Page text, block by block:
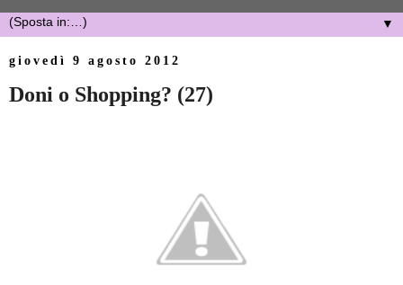
▼
giovedì 9 agosto 2012
Doni o Shopping? (27)